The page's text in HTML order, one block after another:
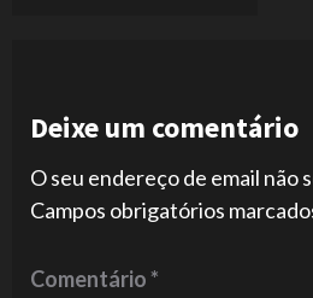
Deixe um comentário
O seu endereço de email não
Campos obrigatórios
Comentário*